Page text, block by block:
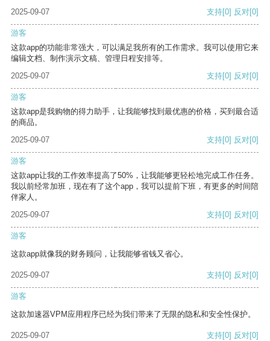
2025-09-07
支持[0] 反对[0]
游客
这款app的功能非常强大，可以满足我所有的工作需求。我可以使用它来
编辑文档、制作演示文稿、管理日程安排等。
2025-09-07
支持[0] 反对[0]
游客
这款app是我购物的得力助手，让我能够找到最优惠的价格，买到最合适
的商品。
2025-09-07
支持[0] 反对[0]
游客
这款app让我的工作效率提高了50%，让我能够更轻松地完成工作任务。
我以前经常加班，现在有了这个app，我可以提前下班，有更多的时间陪
伴家人。
2025-09-07
支持[0] 反对[0]
游客
这款app就像我的财务顾问，让我能够省钱又省心。
2025-09-07 支持[0] 反对[0]
游客
这款加速器VPM应用程序已经为我们带来了无限的隐私和安全性保护。
2025-09-07 支持[0] 反对[0]